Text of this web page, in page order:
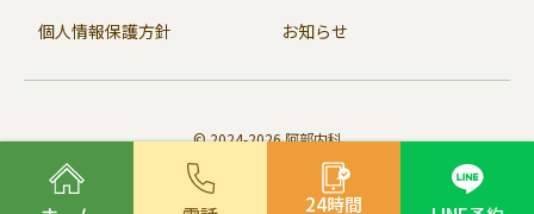
24時間
個人情報保護方針 お知らせ
© 2024-2026 阿部内科